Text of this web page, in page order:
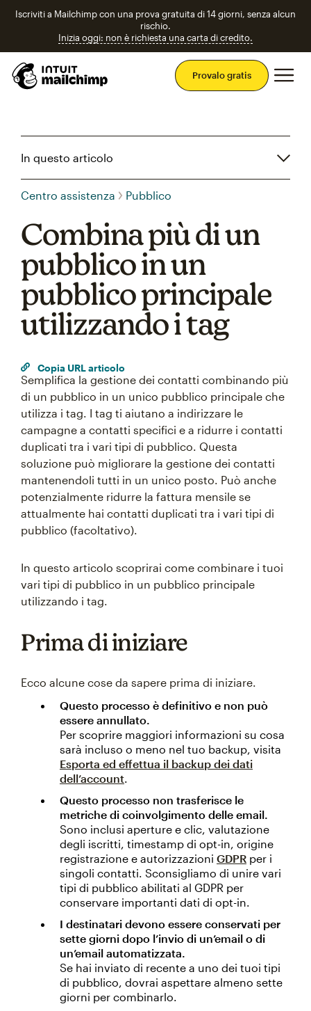
Iscriviti a Mailchimp con una prova gratuita di 14 giorni, senza alcun
rischio.
Inizia oggi: non è richiesta una carta di credito.
Provalo gratis
In questo articolo
Centro assistenza Pubblico
Combina più di un
pubblico in un
pubblico principale
utilizzando i tag
Copia URL articolo
Semplifica la gestione dei contatti combinando più
di un pubblico in un unico pubblico principale che
utilizza i tag. I tag ti aiutano a indirizzare le
campagne a contatti specifici e a ridurre i contatti
duplicati tra i vari tipi di pubblico. Questa
soluzione può migliorare la gestione dei contatti
mantenendoli tutti in un unico posto. Può anche
potenzialmente ridurre la fattura mensile se
attualmente hai contatti duplicati tra i vari tipi di
pubblico (facoltativo).
In questo articolo scoprirai come combinare i tuoi
vari tipi di pubblico in un pubblico principale
utilizzando i tag.
Prima di iniziare
Ecco alcune cose da sapere prima di iniziare.
Questo processo è definitivo e non può
essere annullato.
Per scoprire maggiori informazioni su cosa
sarà incluso o meno nel tuo backup, visita
Esporta ed effettua il backup dei dati
dell’account.
Questo processo non trasferisce le
metriche di coinvolgimento delle email.
Sono inclusi aperture e clic, valutazione
degli iscritti, timestamp di opt-in, origine
registrazione e autorizzazioni GDPR per i
singoli contatti. Sconsigliamo di unire vari
tipi di pubblico abilitati al GDPR per
conservare importanti dati di opt-in.
I destinatari devono essere conservati per
sette giorni dopo l’invio di un’email o di
un’email automatizzata.
Se hai inviato di recente a uno dei tuoi tipi
di pubblico, dovrai aspettare almeno sette
giorni per combinarlo.